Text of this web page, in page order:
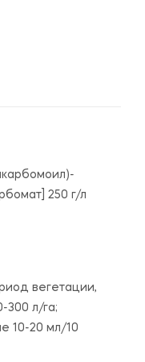
250 г/л
вегетации,
300 л/га;
10-20 мл/10